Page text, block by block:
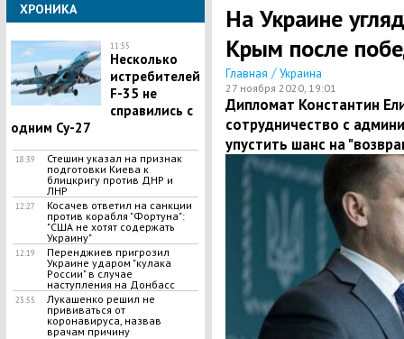
ХРОНИКА
11:55
Несколько
истребителей
F-35 не
справились с
одним Су-27
18:39
Стешин указал на признак
подготовки Киева к
блицкригу против ДНР и
ЛНР
12:27
​Косачев ответил на санкции
против корабля "Фортуна":
"США не хотят содержать
Украину"
12:19
Перенджиев пригрозил
Украине ударом "кулака
России" в случае
наступления на Донбасс
23:55
Лукашенко решил не
прививаться от
коронавируса, назвав
врачам причину
На Украине
Крым после
Главная / Украина
27 ноября 2020, 19:01
Дипломат Константин
сотрудничество с
упустить шанс на